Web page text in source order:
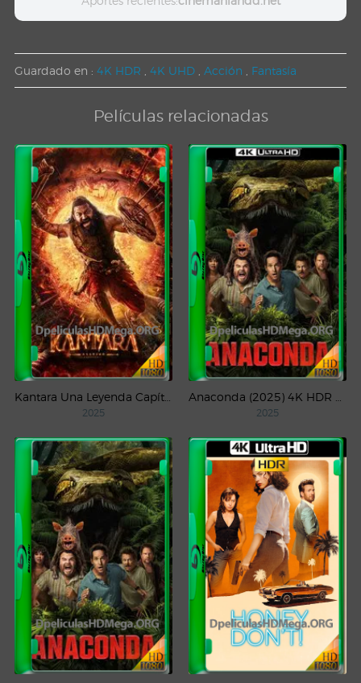
Guardado en : 4K HDR 4K UHD Acción Fantasía
Películas relacionadas
2025 2025